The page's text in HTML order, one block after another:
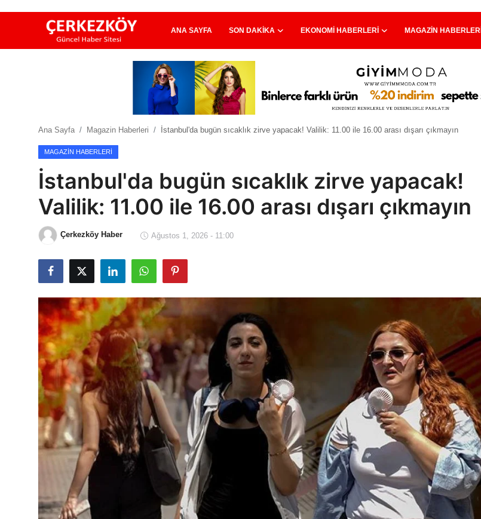
ANA SAYFA SON DAKIKA EKONOMI HABERLERI MAGAZIN HABERLERI
Ekonomi Haberleri
Magazin Haberleri
Teknoloji Haberleri
Çerkezköy
Ana Sayfa Magazin Haberleri İstanbul'da bugün sıcaklık zirve yapacak! Valilik: 11.00 ile 16.00 arası dışarı çıkmayın
MAGAZIN HABERLERI
İstanbul'da bugün sıcaklık zirve yapacak!
Valilik: 11.00 ile 16.00 arası dışarı çıkmayın
Çerkezköy Haber Ağustos 1, 2026 - 11:00